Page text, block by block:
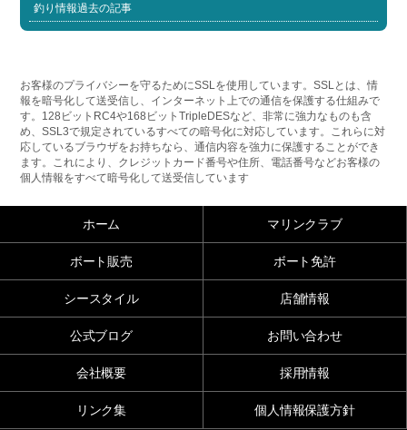
釣り情報過去の記事
お客様のプライバシーを守るためにSSLを使用しています。SSLとは、情
報を暗号化して送受信し、インターネット上での通信を保護する仕組みで
す。128ビットRC4や168ビットTripleDESなど、非常に強力なものも含
め、SSL3で規定されているすべての暗号化に対応しています。これらに対
応しているブラウザをお持ちなら、通信内容を強力に保護することができ
ます。これにより、クレジットカード番号や住所、電話番号などお客様の
個人情報をすべて暗号化して送受信しています
ホーム マリンクラブ
ボート販売 ボート免許
シースタイル 店舗情報
公式ブログ お問い合わせ
会社概要 採用情報
リンク集 個人情報保護方針